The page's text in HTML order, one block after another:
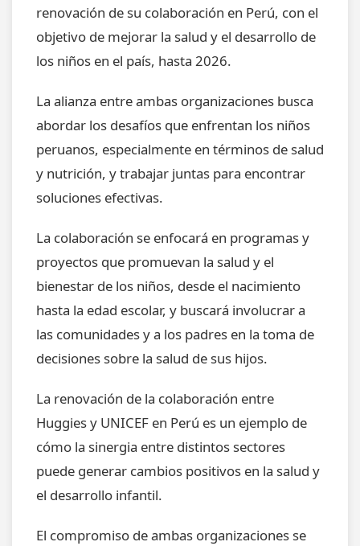
renovación de su colaboración en Perú, con el
objetivo de mejorar la salud y el desarrollo de
los niños en el país, hasta 2026.
La alianza entre ambas organizaciones busca
abordar los desafíos que enfrentan los niños
peruanos, especialmente en términos de salud
y nutrición, y trabajar juntas para encontrar
soluciones efectivas.
La colaboración se enfocará en programas y
proyectos que promuevan la salud y el
bienestar de los niños, desde el nacimiento
hasta la edad escolar, y buscará involucrar a
las comunidades y a los padres en la toma de
decisiones sobre la salud de sus hijos.
La renovación de la colaboración entre
Huggies y UNICEF en Perú es un ejemplo de
cómo la sinergia entre distintos sectores
puede generar cambios positivos en la salud y
el desarrollo infantil.
El compromiso de ambas organizaciones se